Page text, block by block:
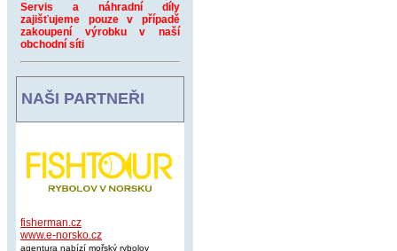
Servis a náhradní díly
zajišťujeme pouze v případě
zakoupení výrobku v naší
obchodní síti
NAŠI PARTNEŘI
fisherman.cz
www.e-norsko.cz
agentura nabízí mořský rybolov